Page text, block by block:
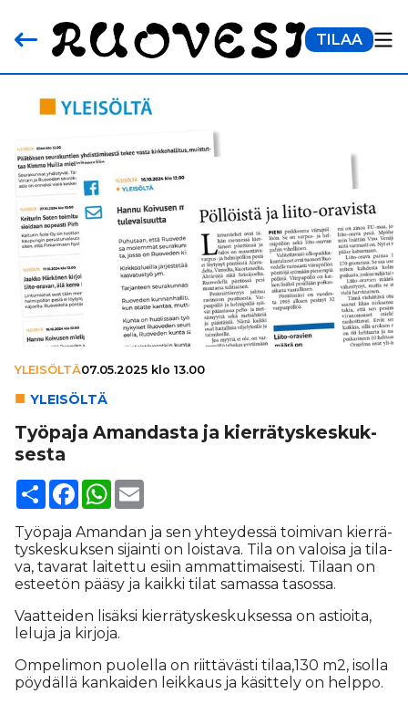
TILAA
YLEISÖLTÄ07.05.2025 klo 13.00
YLEI­SÖL­TÄ
Työpaja Amandasta ja kier­rä­tys­kes­kuk­
sesta
Share FacebookWhatsApp
Työ­pa­ja Aman­dan ja sen yh­tey­des­sä toi­mi­van kier­rä­
tys­kes­kuk­sen si­jain­ti on lois­ta­va. Tila on va­loi­sa ja ti­la­
va, ta­va­rat lai­tet­tu esiin am­mat­ti­mai­ses­ti. Ti­laan on
es­tee­tön pää­sy ja kaik­ki ti­lat sa­mas­sa ta­sos­sa.
Vaat­tei­den li­säk­si kier­rä­tys­kes­kuk­ses­sa on as­ti­oi­ta,
le­lu­ja ja kir­jo­ja.
Om­pe­li­mon puo­lel­la on riit­tä­väs­ti ti­laa,130 m2, isol­la
pöy­däl­lä kan­kai­den leik­kaus ja kä­sit­te­ly on help­po.